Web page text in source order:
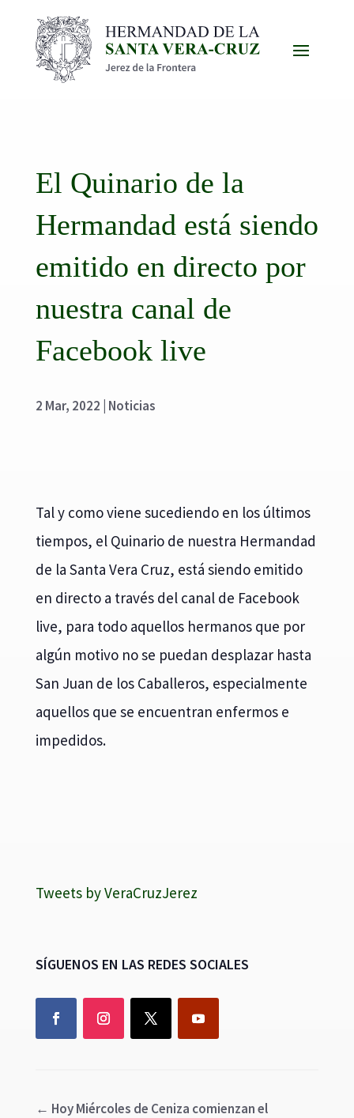
El Quinario de la
Hermandad está siendo
emitido en directo por
nuestra canal de
Facebook live
2 Mar, 2022 Noticias
Tal y como viene sucediendo en los últimos
tiempos, el Quinario de nuestra Hermandad
de la Santa Vera Cruz, está siendo emitido
en directo a través del canal de Facebook
live, para todo aquellos hermanos que por
algún motivo no se puedan desplazar hasta
San Juan de los Caballeros, especialmente
aquellos que se encuentran enfermos e
impedidos.
Tweets by VeraCruzJerez
SÍGUENOS EN LAS REDES SOCIALES
← Hoy Miércoles de Ceniza comienzan el